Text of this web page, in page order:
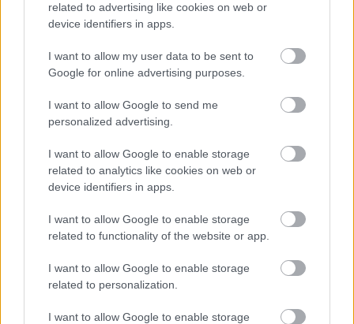
related to advertising like cookies on web or
device identifiers in apps.
I want to allow my user data to be sent to
Google for online advertising purposes.
I want to allow Google to send me
personalized advertising.
I want to allow Google to enable storage
related to analytics like cookies on web or
device identifiers in apps.
I want to allow Google to enable storage
related to functionality of the website or app.
I want to allow Google to enable storage
related to personalization.
I want to allow Google to enable storage